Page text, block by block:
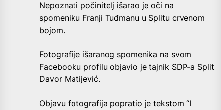
Nepoznati počinitelj išarao je oči na
spomeniku Franji Tuđmanu u Splitu crvenom
bojom.
Fotografije išaranog spomenika na svom
Facebooku profilu objavio je tajnik SDP-a Split
Davor Matijević.
Objavu fotografija popratio je tekstom “I